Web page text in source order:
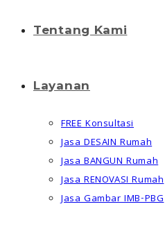
Tentang Kami
Layanan
FREE Konsultasi
Jasa DESAIN Rumah
Jasa BANGUN Rumah
Jasa RENOVASI Rumah
Jasa Gambar IMB-PBG